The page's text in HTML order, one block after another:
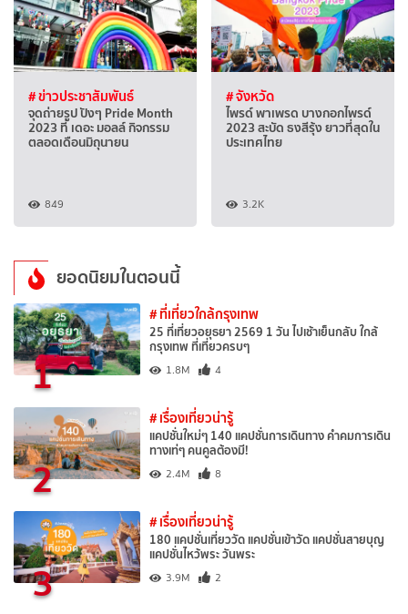
# ข่าวประชาสัมพันธ์
จุดถ่ายรูป ปังๆ Pride Month
2023 ที่ เดอะ มอลล์ กิจกรรม
ตลอดเดือนมิถุนายน
849
# จังหวัด
ไพรด์ พาเพรด บางกอกไพรด์
2023 สะบัด ธงสีรุ้ง ยาวที่สุดใน
ประเทศไทย
3.2K
ยอดนิยมในตอนนี้
1
# ที่เที่ยวใกล้กรุงเทพ
25 ที่เที่ยวอยุธยา 2569 1 วัน ไปเช้าเย็นกลับ ใกล้
กรุงเทพ ที่เที่ยวครบๆ
1.8M 4
2
# เรื่องเที่ยวน่ารู้
แคปชั่นใหม่ๆ 140 แคปชั่นการเดินทาง คำคมการเดิน
ทางเท่ๆ คนคูลต้องมี!
2.4M 8
3
# เรื่องเที่ยวน่ารู้
180 แคปชั่นเที่ยววัด แคปชั่นเข้าวัด แคปชั่นสายบุญ
แคปชั่นไหว้พระ วันพระ
3.9M 2